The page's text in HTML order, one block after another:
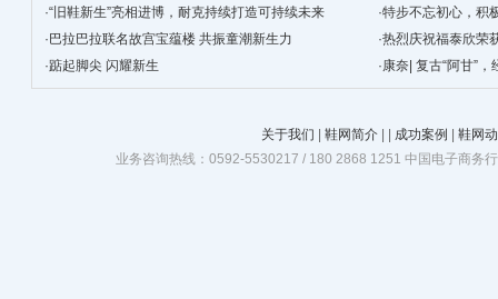
的耐克样本
新生代冰雪逐梦
·“旧鞋新生”亮相进博，耐克持续打造可持续未来 ·特步不忘初心，积
· 巴拉巴拉联名故宫宝蕴楼 共振童潮新生力 ·热烈庆祝福泰欣荣
·踮起脚尖 闪耀新生 ·康奈| 复古“阿甘”，
关于我们 鞋网简介 成功案例
鞋网
业务咨询热线：0592-5530217 / 180 2868 1251 中国电子商务